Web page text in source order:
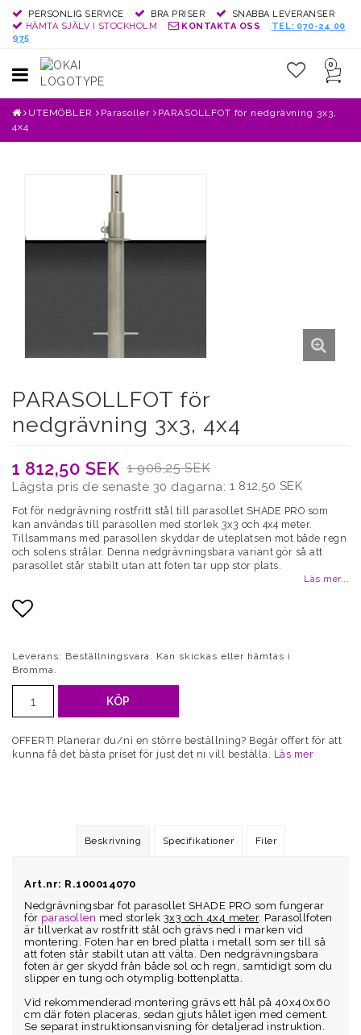
PERSONLIG SERVICE BRA PRISER
SNABBA LEVERANSER
HÄMTA SJÄLV I STOCKHOLM
KONTAKTA OSS
TEL: 070-24 00
975
0
Toggle
navigation
UTEMÖBLER Parasoller
PARASOLLFOT för nedgrävning 3x3,
4x4
PARASOLLFOT för
nedgrävning 3x3, 4x4
1 906,25 SEK
1 812,50 SEK
Lägsta pris de senaste 30 dagarna 1 812,50 SEK
Fot för nedgrävning rostfritt stål till parasollet SHADE PRO som
kan användas till parasollen med storlek 3x3 och 4x4 meter.
Tillsammans med parasollen skyddar de uteplatsen mot både regn
och solens strålar. Denna nedgrävningsbara variant gör så att
parasollet står stabilt utan att foten tar upp stor plats.
Läs mer...
Leverans: Beställningsvara. Kan skickas eller hämtas i
Bromma.
KÖP
OFFERT! Planerar du/ni en större beställning? Begär offert för att
kunna få det bästa priset för just det ni vill beställa. Läs mer
Art.nr: R.100014070
Nedgrävningsbar fot parasollet SHADE PRO som fungerar
för parasollen med storlek 3x3 och 4x4 meter. Parasollfoten
är tillverkat av rostfritt stål och grävs ned i marken vid
montering. Foten har en bred platta i metall som ser till så
att foten står stabilt utan att välta. Den nedgrävningsbara
foten är ger skydd från både sol och regn, samtidigt som du
slipper en tung och otymplig bottenplatta.
Vid rekommenderad montering grävs ett hål på 40x40x60
cm där foten placeras, sedan gjuts hålet igen med cement.
Se separat instruktionsanvisning för detaljerad instruktion.